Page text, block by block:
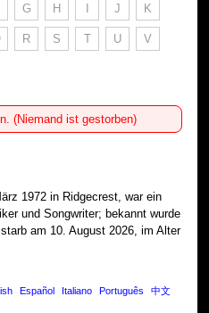
G H I J K
R S T U V
(Niemand ist gestorben)
1972 in Ridgecrest, war ein
und Songwriter; bekannt wurde
starb am 10. August 2026, im Alter
Español Italiano Português 中文